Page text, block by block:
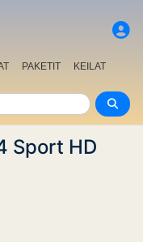
PAKETIT
KEILAT
Sport HD